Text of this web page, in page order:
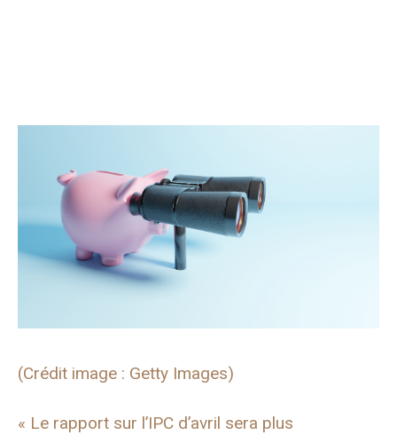
(Crédit image : Getty Images)
« Le rapport sur l’IPC d’avril sera plus